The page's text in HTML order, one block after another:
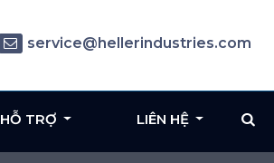
service@hellerindustries.com
HỖ TRỢ LIÊN HỆ